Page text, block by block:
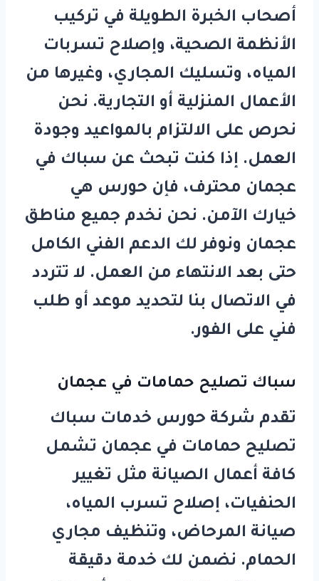
أصحاب الخبرة الطويلة في تركيب
الأنظمة الصحية، وإصلاح تسربات
المياه، وتسليك المجاري، وغيرها من
الأعمال المنزلية أو التجارية. نحن
نحرص على الالتزام بالمواعيد وجودة
العمل. إذا كنت تبحث عن سباك في
عجمان محترف، فإن حورس هي
خيارك الآمن. نحن نخدم جميع مناطق
عجمان ونوفر لك الدعم الفني الكامل
حتى بعد الانتهاء من العمل. لا تتردد
في الاتصال بنا لتحديد موعد أو طلب
فني على الفور.
سباك تصليح حمامات في عجمان
تقدم شركة حورس خدمات سباك
تصليح حمامات في عجمان تشمل
كافة أعمال الصيانة مثل تغيير
الحنفيات، إصلاح تسرب المياه،
صيانة المرحاض، وتنظيف مجاري
الحمام. نضمن لك خدمة دقيقة